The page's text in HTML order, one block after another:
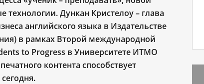
Дункан Кристелоу – глава
английского языка в Издательстве
в рамках Второй международной
to Progress в Университете ИТМО
контента способствует